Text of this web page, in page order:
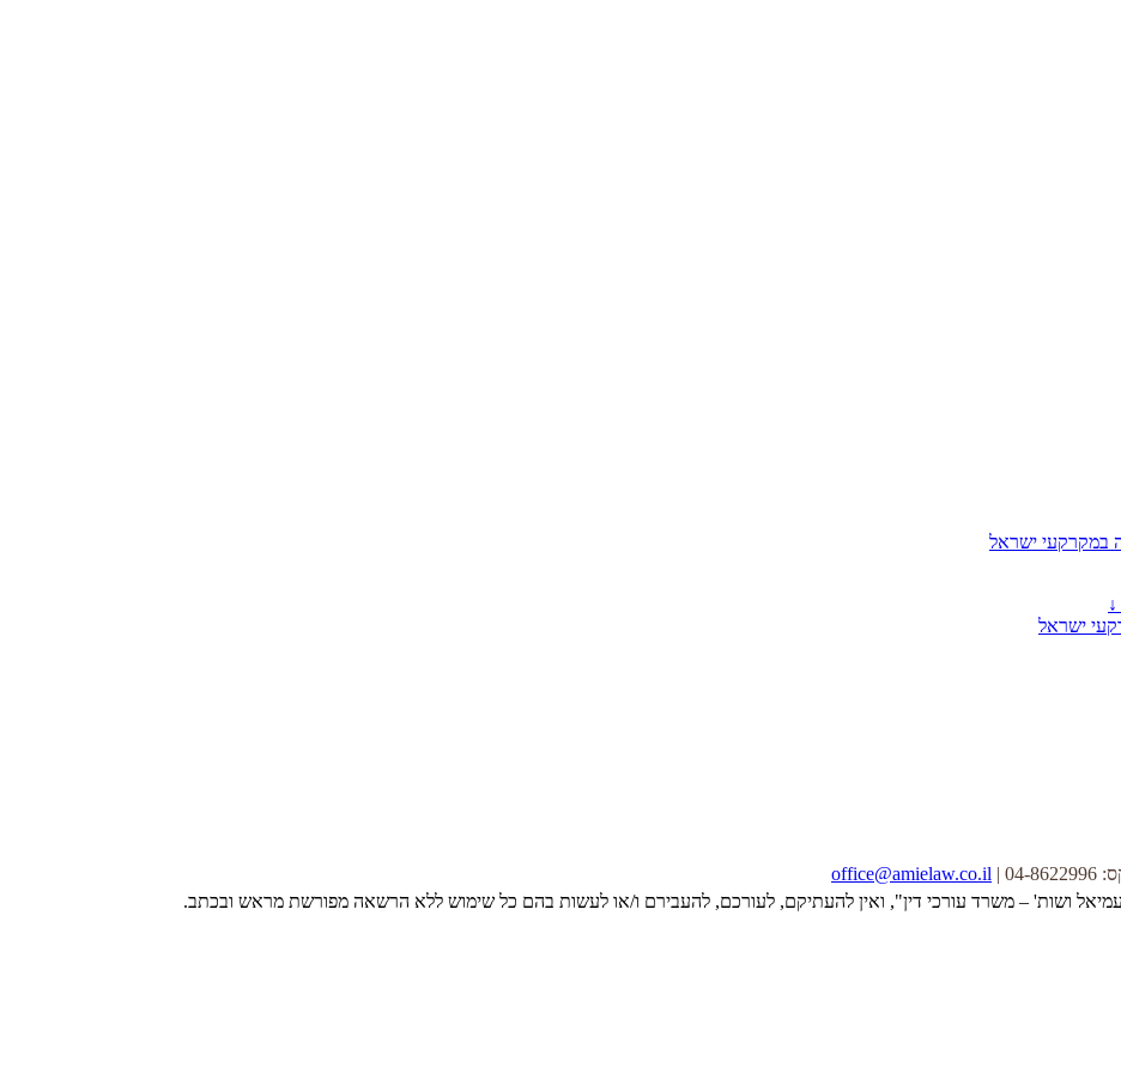
במקרקעי ישראל
office@amielaw.co.il
ושות' – משרד עורכי דין", ואין להעתיקם, לעורכם, להעבירם ו/או לעשות בהם כל שימוש ללא הרשאה מפורשת מראש ובכתב.